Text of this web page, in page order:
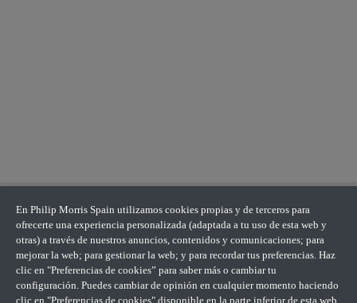
En Philip Morris Spain utilizamos cookies propias y de terceros para
ofrecerte una experiencia personalizada (adaptada a tu uso de esta web y
otras) a través de nuestros anuncios, contenidos y comunicaciones; para
mejorar la web; para gestionar la web; y para recordar tus preferencias. Haz
clic en "Preferencias de cookies” para saber más o cambiar tu
configuración. Puedes cambiar de opinión en cualquier momento haciendo
clic en "Preferencias de cookies" disponible en la parte inferior de esta web.